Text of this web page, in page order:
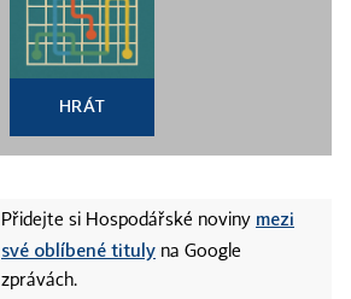
HRÁT
Přidejte si Hospodářské noviny mezi
své oblíbené tituly na Google
zprávách.